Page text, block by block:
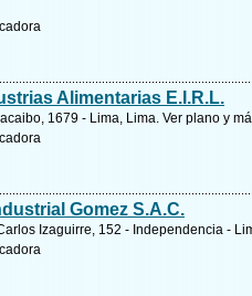
Alimentarias E.I.R.L.
1679 - Lima, Lima. Ver plano y
Gomez S.A.C.
Izaguirre, 152 - Independencia -